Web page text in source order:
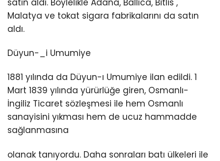
satın aldı. Böylelikle Adana, Ballıca, Bitlis ,
Malatya ve tokat sigara fabrikalarını da satın
aldı.
Düyun-_i Umumiye
1881 yılında da Düyun-ı Umumiye ilan edildi. 1
Mart 1839 yılında yürürlüğe giren, Osmanlı-
İngiliz Ticaret sözleşmesi ile hem Osmanlı
sanayisini yıkması hem de ucuz hammadde
sağlanmasına
olanak tanıyordu. Daha sonraları batı ülkeleri ile